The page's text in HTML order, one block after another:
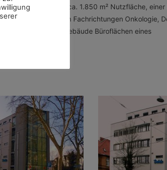
Eckbau mit ca. 1.850 m² Nutzfläche, einer
an Praxen mit den Fachrichtungen Onkologie,
befinden sich im Gebäude Büroflächen eines